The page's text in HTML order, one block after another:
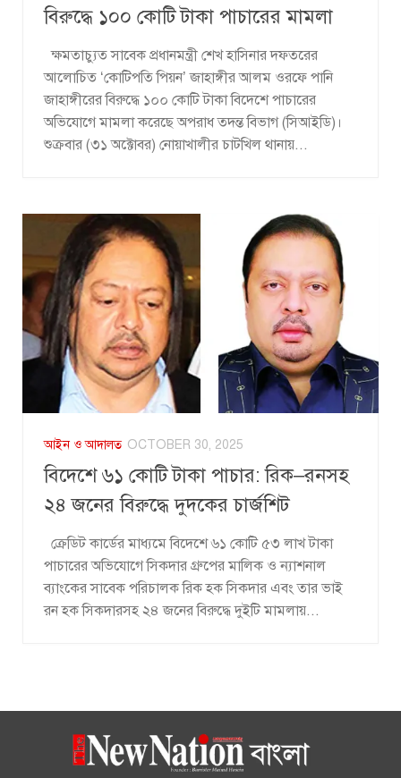
বিরুদ্ধে ১০০ কোটি টাকা পাচারের মামলা
ক্ষমতাচ্যুত সাবেক প্রধানমন্ত্রী শেখ হাসিনার দফতরের
আলোচিত ‘কোটিপতি পিয়ন’ জাহাঙ্গীর আলম ওরফে পানি
জাহাঙ্গীরের বিরুদ্ধে ১০০ কোটি টাকা বিদেশে পাচারের
অভিযোগে মামলা করেছে অপরাধ তদন্ত বিভাগ (সিআইডি)।
শুক্রবার (৩১ অক্টোবর) নোয়াখালীর চাটখিল থানায়...
আইন ও আদালত OCTOBER 30, 2025
বিদেশে ৬১ কোটি টাকা পাচার: রিক–রনসহ
২৪ জনের বিরুদ্ধে দুদকের চার্জশিট
ক্রেডিট কার্ডের মাধ্যমে বিদেশে ৬১ কোটি ৫৩ লাখ টাকা
পাচারের অভিযোগে সিকদার গ্রুপের মালিক ও ন্যাশনাল
ব্যাংকের সাবেক পরিচালক রিক হক সিকদার এবং তার ভাই
রন হক সিকদারসহ ২৪ জনের বিরুদ্ধে দুইটি মামলায়...